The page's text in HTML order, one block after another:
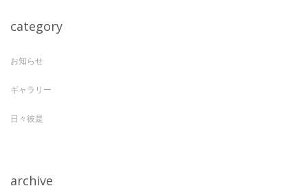
category
お知らせ
ギャラリー
日々彼是
archive